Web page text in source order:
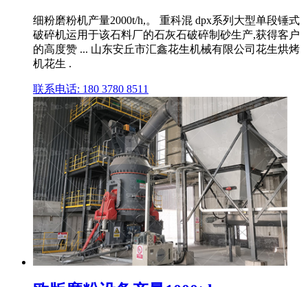
细粉磨粉机产量2000t/h,。 重科混 dpx系列大型单段锤式
破碎机运用于该石料厂的石灰石破碎制砂生产,获得客户
的高度赞 ... 山东安丘市汇鑫花生机械有限公司花生烘烤
机花生 .
联系电话: 180 3780 8511